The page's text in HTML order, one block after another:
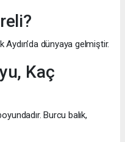
dünyaya gelmiştir.
Kaç
Burcu balık,